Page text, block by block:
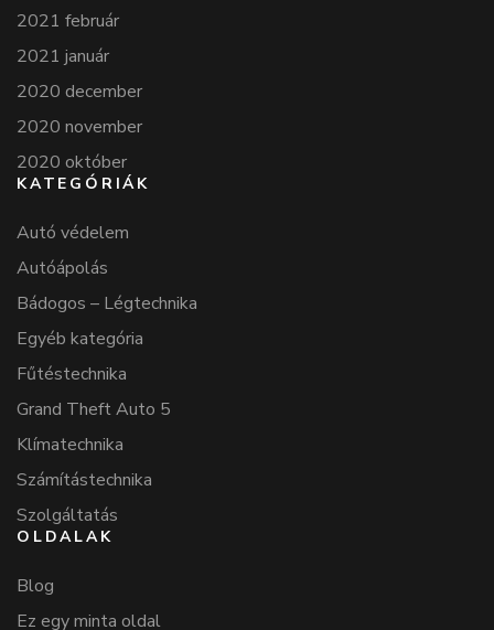
2021 február
2021 január
2020 december
2020 november
2020 október
KATEGÓRIÁK
Autó védelem
Autóápolás
Bádogos – Légtechnika
Egyéb kategória
Fűtéstechnika
Grand Theft Auto 5
Klímatechnika
Számítástechnika
Szolgáltatás
OLDALAK
Blog
Ez egy minta oldal